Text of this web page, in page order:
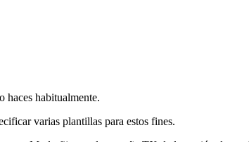
haces habitualmente.
varias plantillas para estos fines.